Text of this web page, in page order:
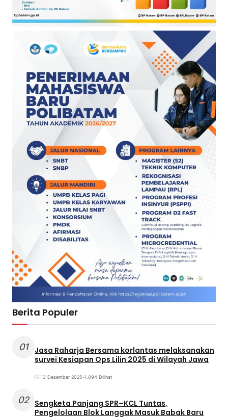
Berita Populer
01
Jasa Raharja Bersama korlantas melaksanakan
survei Kesiapan Ops Lilin 2025 di Wilayah Jawa
13 Desember 2025•1.094 Dilihat
02 Sengketa Panjang SPR–KCL Tuntas,
Pengelolaan Blok Langgak Masuk Babak Baru